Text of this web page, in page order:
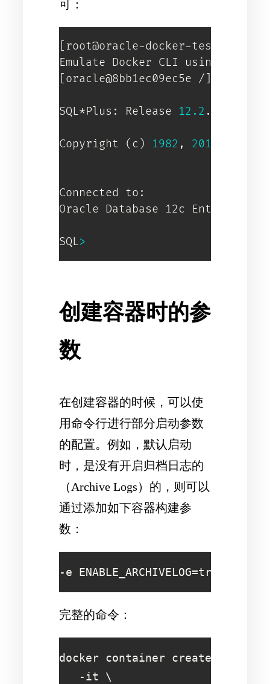
可：
root@oracle-docker-test ~
oracle@8bb1ec09ec5e /
SQL*Plus: Release 12.2 .0.1.0
Copyright ( c ) 1982 , 2016
Connected to:
Oracle Database 12c
SQL>
创建容器时的参
数
在创建容器的时候，可以使
用命令行进行部分启动参数
的配置。例如，默认启动
时，是没有开启归档日志的
（Archive Logs）的，则可以
通过添加如下容器构建参
数：
-e ENABLE_ARCHIVELOG=true
完整的命令：
docker container create \
   -it \